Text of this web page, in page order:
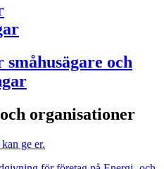
och
organisationer
ge er.